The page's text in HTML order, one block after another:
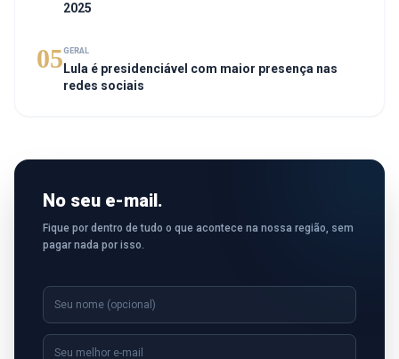
2025
05GERAL
Lula é presidenciável com maior presença nas
redes sociais
No seu e-mail.
Fique por dentro de tudo o que acontece na nossa região, sem
pagar nada por isso.